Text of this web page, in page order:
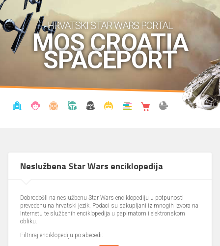
HRVATSKI STAR WARS PORTAL
MOS CROATIA
SPACEPORT
Neslužbena Star Wars enciklopedija
Dobrodošli na neslužbenu Star Wars enciklopediju u potpunosti
prevedenu na hrvatski jezik. Podaci su sakupljani iz mnogih izvora na
Internetu te službenih enciklopedija u papirnatom i elektronskom
obliku.
Filtriraj enciklopediju po abecedi: